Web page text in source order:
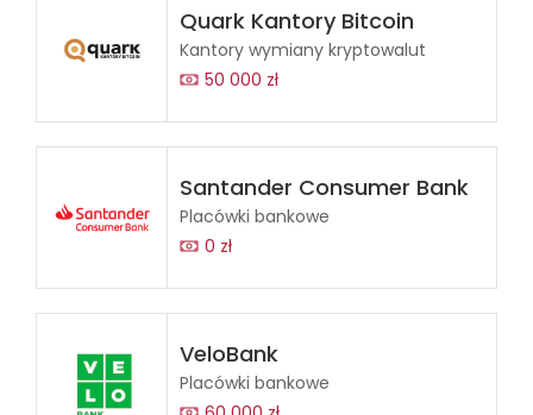
Quark Kantory Bitcoin
Kantory wymiany kryptowalut
50 000 zł
Santander Consumer Bank
Placówki bankowe
0 zł
VeloBank
Placówki bankowe